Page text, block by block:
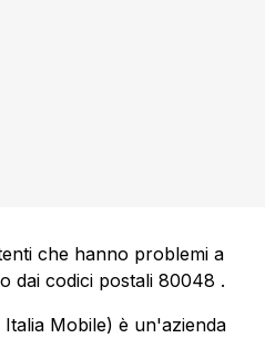
che hanno problemi a
dai codici postali 80048 .
Mobile) è un'azienda